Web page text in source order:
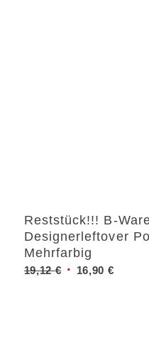
Reststück!!! B-
Designerleftover
Mehrfarbig
19,12€ Ursprünglicher
16,90 €